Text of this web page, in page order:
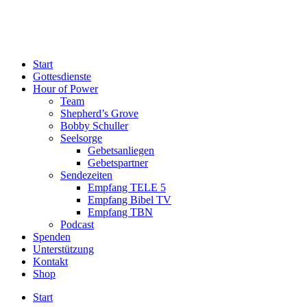
Start
Gottesdienste
Hour of Power
Team
Shepherd’s Grove
Bobby Schuller
Seelsorge
Gebetsanliegen
Gebetspartner
Sendezeiten
Empfang TELE 5
Empfang Bibel TV
Empfang TBN
Podcast
Spenden
Unterstützung
Kontakt
Shop
Start